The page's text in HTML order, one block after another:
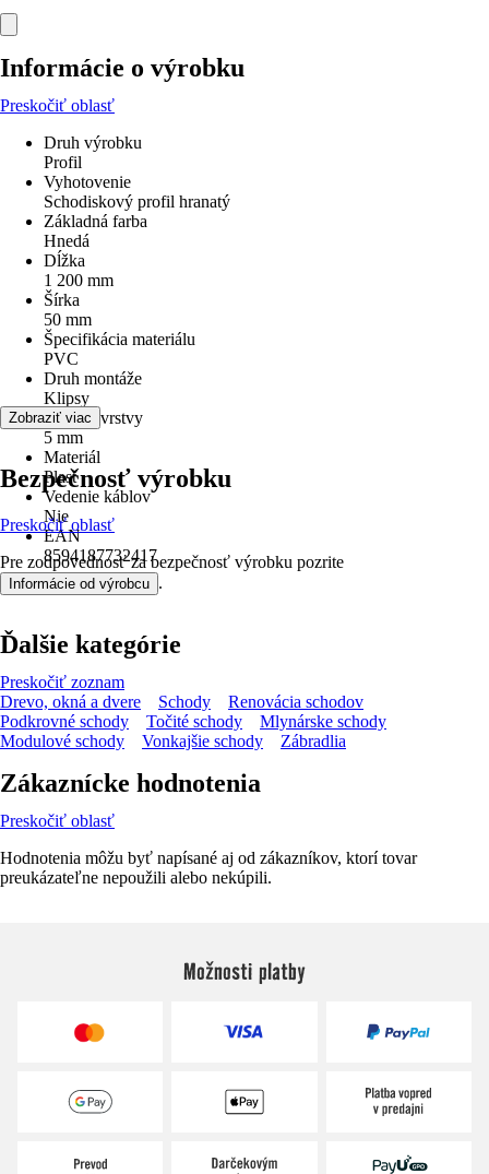
Informácie o výrobku
Preskočiť oblasť
Druh výrobku
Profil
Vyhotovenie
Schodiskový profil hranatý
Základná farba
Hnedá
Dĺžka
1 200 mm
Šírka
50 mm
Špecifikácia materiálu
PVC
Druh montáže
Klipsy
Hrúbka vrstvy
5 mm
Materiál
Plast
Vedenie káblov
Nie
EAN
8594187732417
Zobraziť viac
Bezpečnosť výrobku
Preskočiť oblasť
Pre zodpovednosť za bezpečnosť výrobku pozrite
Informácie od výrobcu .
Ďalšie kategórie
Preskočiť zoznam
Drevo, okná a dvere
Schody
Renovácia schodov
Podkrovné schody
Točité schody
Mlynárske schody
Modulové schody
Vonkajšie schody Zábradlia
Zákaznícke hodnotenia
Preskočiť oblasť
Hodnotenia môžu byť napísané aj od zákazníkov, ktorí tovar
preukázateľne nepoužili alebo nekúpili.
Možnosti platby